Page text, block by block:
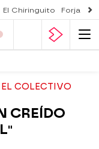
El Chiringuito Forjado
COLECTIVO
CREÍDO